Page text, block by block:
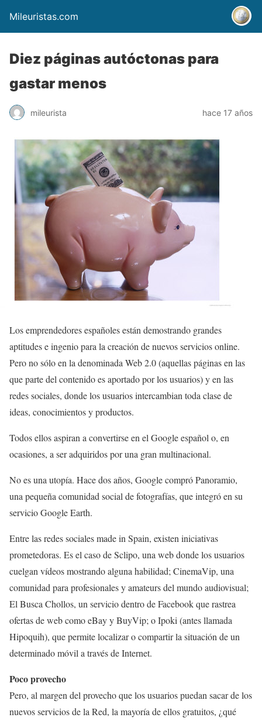
Mileuristas.com
Diez páginas autóctonas para
gastar menos
mileurista hace 17 años
Los emprendedores españoles están demostrando grandes
aptitudes e ingenio para la creación de nuevos servicios online.
Pero no sólo en la denominada Web 2.0 (aquellas páginas en las
que parte del contenido es aportado por los usuarios) y en las
redes sociales, donde los usuarios intercambian toda clase de
ideas, conocimientos y productos.
Todos ellos aspiran a convertirse en el Google español o, en
ocasiones, a ser adquiridos por una gran multinacional.
No es una utopía. Hace dos años, Google compró Panoramio,
una pequeña comunidad social de fotografías, que integró en su
servicio Google Earth.
Entre las redes sociales made in Spain, existen iniciativas
prometedoras. Es el caso de Sclipo, una web donde los usuarios
cuelgan vídeos mostrando alguna habilidad; CinemaVip, una
comunidad para profesionales y amateurs del mundo audiovisual;
El Busca Chollos, un servicio dentro de Facebook que rastrea
ofertas de web como eBay y BuyVip; o Ipoki (antes llamada
Hipoquih), que permite localizar o compartir la situación de un
determinado móvil a través de Internet.
Poco provecho
Pero, al margen del provecho que los usuarios puedan sacar de los
nuevos servicios de la Red, la mayoría de ellos gratuitos, ¿qué